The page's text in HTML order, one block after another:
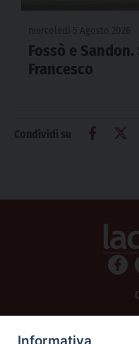
Fossò e
Francesco
Condividi su